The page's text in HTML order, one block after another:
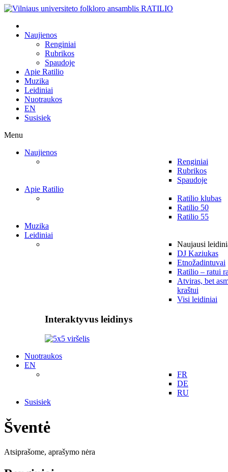
Naujienos
Renginiai
Rubrikos
Spaudoje
Apie Ratilio
Muzika
Leidiniai
Nuotraukos
EN
Susisiek
Menu
Naujienos
Renginiai
Rubrikos
Spaudoje
Apie Ratilio
Ratilio klubas
Ratilio 50
Ratilio 55
Muzika
Leidiniai
Naujausi
DJ Kaziukas
Etnožadintuvai
Ratilio – ratui
Atviras, bet
kraštui
Visi leidiniai
Interaktyvus leidinys
Nuotraukos
EN
FR
DE
RU
Susisiek
Šventė
Atsiprašome, aprašymo nėra